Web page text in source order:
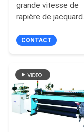
PLAN
DU
SITE
PRIVACY
POLICY
grande vitesse de
rapière de jacquard
Loom
CONTACT